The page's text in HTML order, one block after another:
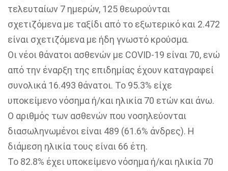
τελευταίων 7 ημερών, 125 θεωρούνται
σχετιζόμενα με ταξίδι από το εξωτερικό και 2.472
είναι σχετιζόμενα με ήδη γνωστό κρούσμα.
Οι νέοι θάνατοι ασθενών με COVID-19 είναι 70, ενώ
από την έναρξη της επιδημίας έχουν καταγραφεί
συνολικά 16.493 θάνατοι. Το 95.3% είχε
υποκείμενο νόσημα ή/και ηλικία 70 ετών και άνω.
Ο αριθμός των ασθενών που νοσηλεύονται
διασωληνωμένοι είναι 489 (61.6% άνδρες). Η
διάμεση ηλικία τους είναι 66 έτη.
To 82.8% έχει υποκείμενο νόσημα ή/και ηλικία 70